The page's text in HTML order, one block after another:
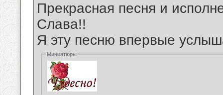
Прекрасная песня и
Слава!!
Я эту песню впервые
Миниатюры